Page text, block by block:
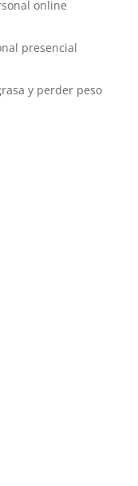
online
presencial
y perder peso